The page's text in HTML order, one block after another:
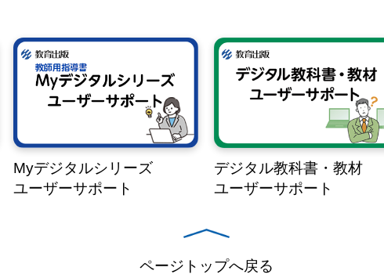
Myデジタルシリーズ
ユーザーサポート
デジタル教科書・教材
ユーザーサポート
ページトップへ戻る